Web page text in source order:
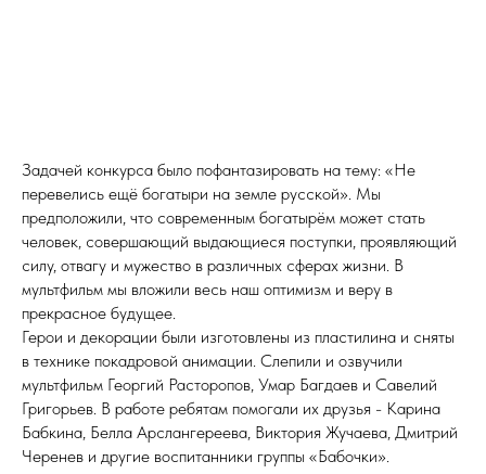
Задачей конкурса было пофантазировать на тему: «Не
перевелись ещё богатыри на земле русской». Мы
предположили, что современным богатырём может стать
человек, совершающий выдающиеся поступки, проявляющий
силу, отвагу и мужество в различных сферах жизни. В
мультфильм мы вложили весь наш оптимизм и веру в
прекрасное будущее.
Герои и декорации были изготовлены из пластилина и сняты
в технике покадровой анимации. Слепили и озвучили
мультфильм Георгий Расторопов, Умар Багдаев и Савелий
Григорьев. В работе ребятам помогали их друзья - Карина
Бабкина, Белла Арслангереева, Виктория Жучаева, Дмитрий
Черенев и другие воспитанники группы «Бабочки».